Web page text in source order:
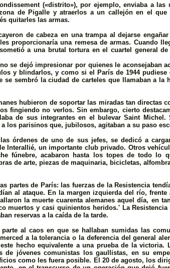
(«distrito»), por ejemplo, enviaba a las
de Pigalle y atraerlos a un callejón en el que
quitarles las armas.
de cabeza en una trampa al dejarse
proporcionaría una remesa de armas. Cuando
a una brutal tortura en el cuartel general
se dejó impresionar por quienes le aconsejaban
y blindarlos, y como si el Parí­s de 1944
se sembró la ciudad de carteles que llamaban a la
hubieron de soportar las miradas tan directas
fingiendo no verlos. Sin embargo, cierto
de sus integrantes en el bulevar Saint Michel.
los parisinos que, jubilosos, agitaban a su paso
órdenes de uno de sus jefes, se dedicó a
Interallié, un importante club privado. Otros
fúnebre, acabaron hasta los topes de todo lo
de arte, piezas de maquinaria, bicicletas,
partes de Parí­s: las fuerzas de la Resistencia
al ataque. En la margen izquierda del río,
la muerte cuarenta alemanes aquel día, en
muertos y casi quinientos heridos.' La
reservas a la caída de la tarde.
al caos en que se hallaban sumidas las
a la tolerancia o la deferencia del general
hecho equivalente a una prueba de la victoria.
de jóvenes comunistas los gaullistas, en su
como les fuera posible. El 20 de agosto, los